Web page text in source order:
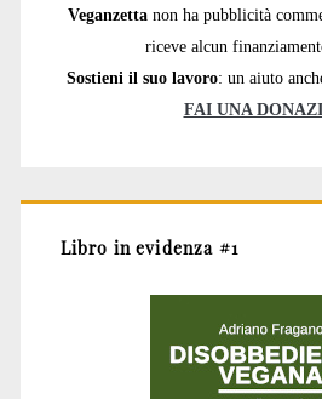
Veganzetta non ha pubblicità
riceve alcun
Sostieni il suo lavoro: un aiuto
FAI UNA
Libro in evidenza #1